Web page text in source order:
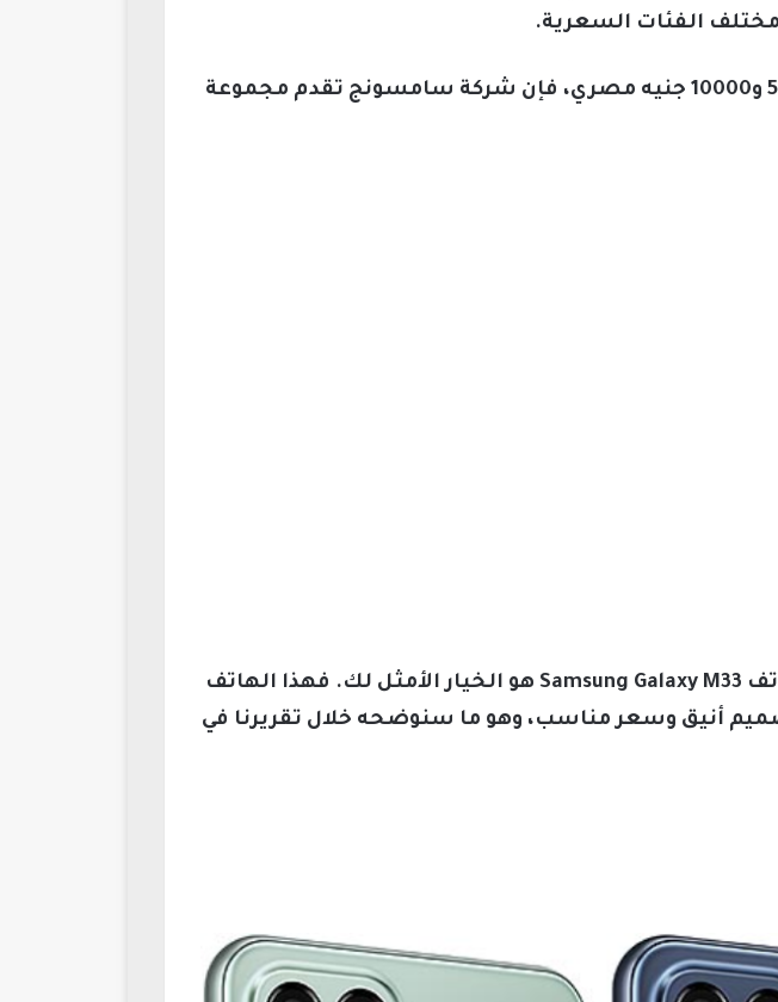
الفئات السعرية.
أما بالنسبة لهواتف الفئة المتوسطة، وتتراوح أسعارها بين 5000 و10000 جنيه مصري، فإن شركة سامسونج تقدم مجموعة
، فإن هاتف Samsung Galaxy M33 هو الخيار الأمثل لك. فهذا الهاتف
أنيق وسعر مناسب، وهو ما سنوضحه خلال تقريرنا في